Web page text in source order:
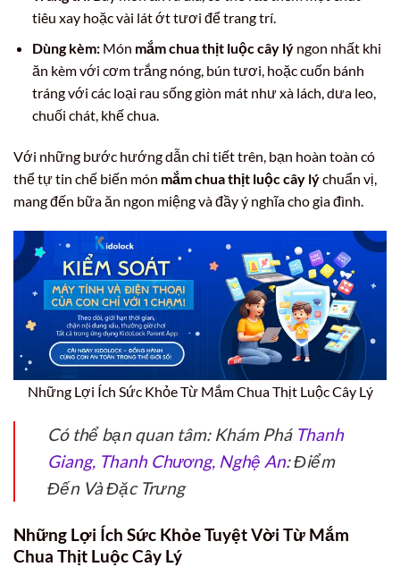
tiêu xay hoặc vài lát ớt tươi để trang trí.
Dùng kèm:Món mắm chua thịt luộc cây lýngon nhất khi
ăn kèm với cơm trắng nóng, bún tươi, hoặc cuốn bánh
tráng với các loại rau sống giòn mát như xà lách, dưa leo,
chuối chát, khế chua.
Với những bước hướng dẫn chi tiết trên, bạn hoàn toàn có
thể tự tin chế biến món mắm chua thịt luộc cây lýchuẩn vị,
mang đến bữa ăn ngon miệng và đầy ý nghĩa cho gia đình.
Những Lợi Ích Sức Khỏe Từ Mắm Chua Thịt Luộc Cây Lý
Có thể bạn quan tâm: Khám Phá Thanh
Giang, Thanh Chương, Nghệ An: Điểm
Đến Và Đặc Trưng
Những Lợi Ích Sức Khỏe Tuyệt Vời Từ Mắm
Chua Thịt Luộc Cây Lý